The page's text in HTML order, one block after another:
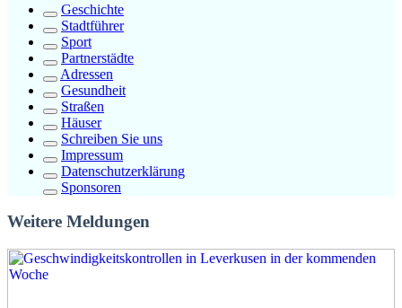
Geschichte
Stadtführer
Sport
Partnerstädte
Adressen
Gesundheit
Straßen
Häuser
Schreiben Sie uns
Impressum
Datenschutzerklärung
Sponsoren
Weitere Meldungen